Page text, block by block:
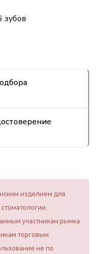
зубов
изделием для
участникам рынка
торговым
не по